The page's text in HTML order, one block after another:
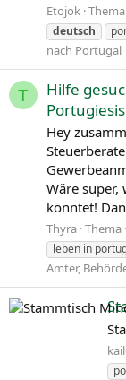
Etojok Thema
deutsch
nach Portugal
T
Hilfe
Hey
Wäre
könntet!
Thyra Thema
leben in
Ämter,